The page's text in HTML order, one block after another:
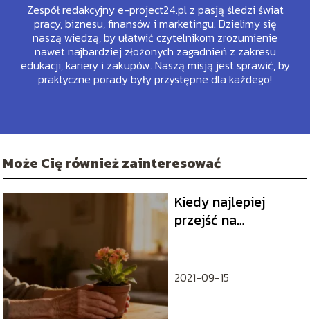
Zespół redakcyjny e-project24.pl z pasją śledzi świat
pracy, biznesu, finansów i marketingu. Dzielimy się
naszą wiedzą, by ułatwić czytelnikom zrozumienie
nawet najbardziej złożonych zagadnień z zakresu
edukacji, kariery i zakupów. Naszą misją jest sprawić, by
praktyczne porady były przystępne dla każdego!
Może Cię również zainteresować
Kiedy najlepiej
przejść na
2021-09-15